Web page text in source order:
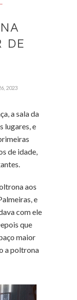
DE
2023
a sala da
lugares, e
de idade,
aos
e
com ele
que
maior
a poltrona